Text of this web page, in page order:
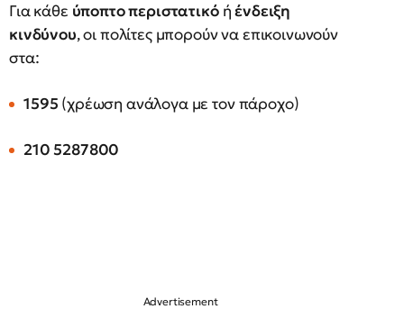
Για κάθε ύποπτο περιστατικόήένδειξη
κινδύνου, οι πολίτες μπορούν να επικοινωνούν
στα:
1595 (χρέωση ανάλογα με τον πάροχο)
210 5287800